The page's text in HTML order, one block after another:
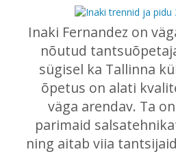
Inaki Fernandez on
nõutud
sügisel ka Tallinna
õpetus on alati
väga arendav. Ta
parimaid
ning aitab viia